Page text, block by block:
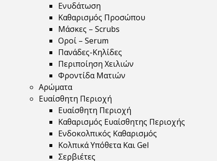
Ενυδάτωση
Καθαρισμός Προσώπου
Μάσκες – Scrubs
Οροί – Serum
Πανάδες-Κηλίδες
Περιποίηση Χειλιών
Φροντίδα Ματιών
Αρώματα
Ευαίσθητη Περιοχή
Ευαίσθητη Περιοχή
Καθαρισμός Ευαίσθητης Περιοχής
Ενδοκολπικός Καθαρισμός
Κολπικά Υπόθετα Και Gel
Σερβιέτες